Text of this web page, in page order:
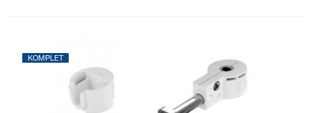
KOMPLET